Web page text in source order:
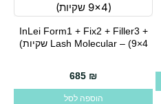
InLei Form1 + Fix2 + Filler3 +
Lash Molecular – (9×4 שקיות)
685 ₪
הוספה לסל